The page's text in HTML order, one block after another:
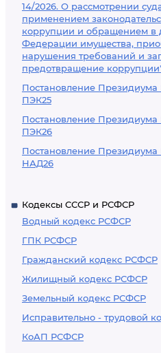
14/2026. О рассмотрении
применением
коррупции и обращением в
Федерации имущества,
нарушения требований и
предотвращение
Постановление Президиума
ПЭК25
Постановление Президиума
ПЭК26
Постановление Президиума
НАД26
Кодексы СССР и РСФСР
Водный кодекс РСФСР
ГПК РСФСР
Гражданский кодекс РСФСР
Жилищный кодекс РСФСР
Земельный кодекс РСФСР
Исправительно - трудовой
КоАП РСФСР